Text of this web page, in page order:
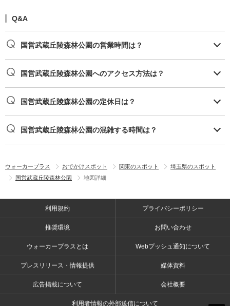
Q&A
国営武蔵丘陵森林公園の営業時間は？
国営武蔵丘陵森林公園へのアクセス方法は？
国営武蔵丘陵森林公園の定休日は？
国営武蔵丘陵森林公園の混雑する時間は？
ウォーカープラス おでかけスポット 関東のスポット
埼玉県のスポット
国営武蔵丘陵森林公園
地図詳細
利用規約 プライバシーポリシー
推奨環境 お問い合わせ
ウォーカープラスとは Webプッシュ通知について
プレスリリース・情報提供 媒体資料
広告掲載について 会社概要
利用者情報の外部送信について